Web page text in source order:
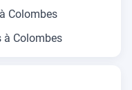
Colombes
à Colombes